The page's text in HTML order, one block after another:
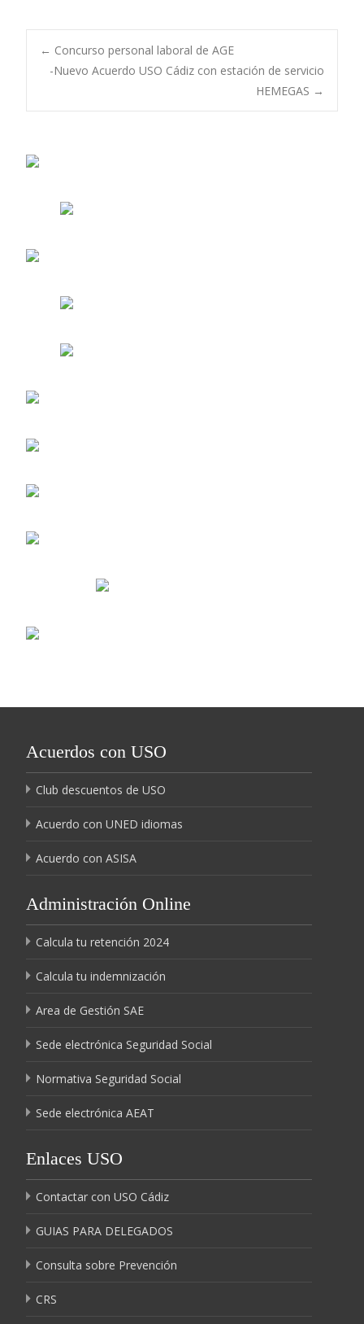
Navegación
de
← Concurso personal laboral de AGE
-Nuevo Acuerdo USO Cádiz con estación de servicio
HEMEGAS →
Acuerdos con USO
Club descuentos de USO
Acuerdo con UNED idiomas
Acuerdo con ASISA
Administración Online
Calcula tu retención 2024
Calcula tu indemnización
Area de Gestión SAE
Sede electrónica Seguridad Social
Normativa Seguridad Social
Sede electrónica AEAT
Enlaces USO
Contactar con USO Cádiz
GUIAS PARA DELEGADOS
Consulta sobre Prevención
CRS